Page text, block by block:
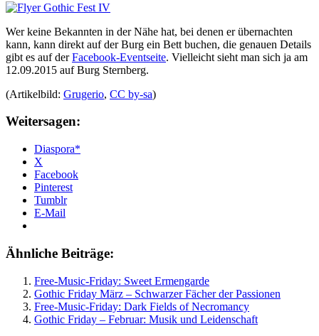
Wer keine Bekannten in der Nähe hat, bei denen er übernachten
kann, kann direkt auf der Burg ein Bett buchen, die genauen Details
gibt es auf derFacebook-Eventseite. Vielleicht sieht man sich ja am
12.09.2015 auf Burg Sternberg.
(Artikelbild: Grugerio, CC by-sa)
Weitersagen:
Diaspora*
X
Facebook
Pinterest
Tumblr
E-Mail
Ähnliche Beiträge:
Free-Music-Friday: Sweet Ermengarde
Gothic Friday März – Schwarzer Fächer der Passionen
Free-Music-Friday: Dark Fields of Necromancy
Gothic Friday – Februar: Musik und Leidenschaft